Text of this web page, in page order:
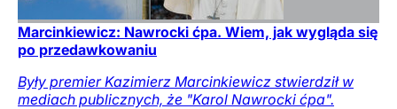
Marcinkiewicz: Nawrocki ćpa. Wiem, jak wygląda się
po przedawkowaniu
Były premier Kazimierz Marcinkiewicz stwierdził w
mediach publicznych, że "Karol Nawrocki ćpa".